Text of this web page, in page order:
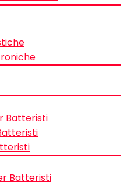
Batteristi
Batteristi